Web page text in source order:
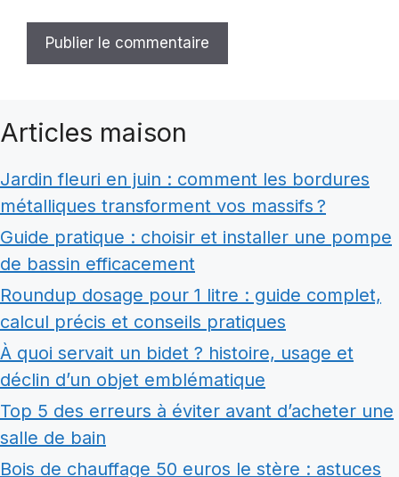
Articles maison
Jardin fleuri en juin : comment les bordures
métalliques transforment vos massifs ?
Guide pratique : choisir et installer une pompe
de bassin efficacement
Roundup dosage pour 1 litre : guide complet,
calcul précis et conseils pratiques
À quoi servait un bidet ? histoire, usage et
déclin d’un objet emblématique
Top 5 des erreurs à éviter avant d’acheter une
salle de bain
Bois de chauffage 50 euros le stère : astuces